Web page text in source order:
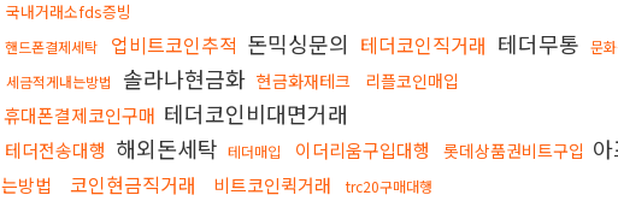
국내거래소fds증빙
핸드폰결제세탁 업비트코인추적 돈믹싱문의 테더코인직거래 테더무통
문
세금적게내는방법
솔라나현금화 현금화재테크 리플코인매입
휴대폰결제코인구매 테더코인비대면거래
테더전송대행 해외돈세탁 테더매입 이더리움구입대행 롯데상품권비트구입
는방법 코인현금직거래 비트코인퀵거래 trc20구매대행